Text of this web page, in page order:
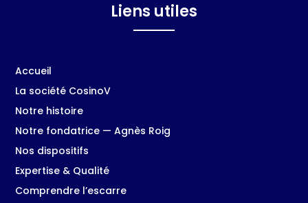
Liens utiles
Accueil
La société CosinoV
Notre histoire
Notre fondatrice — Agnès Roig
Nos dispositifs
Expertise & Qualité
Comprendre l’escarre